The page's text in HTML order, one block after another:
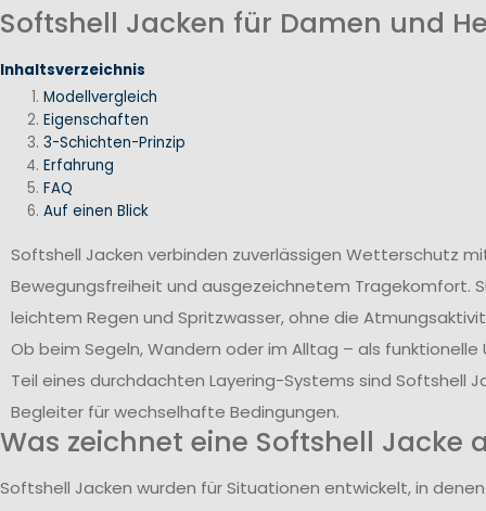
Softshell Jacken für Damen und
Inhaltsverzeichnis
Modellvergleich
Eigenschaften
3-Schichten-Prinzip
Erfahrung
FAQ
Auf einen Blick
Softshell Jacken verbinden zuverlässigen Wetterschutz
Bewegungsfreiheit und ausgezeichnetem Tragekomfort.
leichtem Regen und Spritzwasser, ohne die
Ob beim Segeln, Wandern oder im Alltag – als
Teil eines durchdachten Layering-Systems sind Softshell
Begleiter für wechselhafte Bedingungen.
Was zeichnet eine Softshell Jacke
Softshell Jacken wurden für Situationen entwickelt, in